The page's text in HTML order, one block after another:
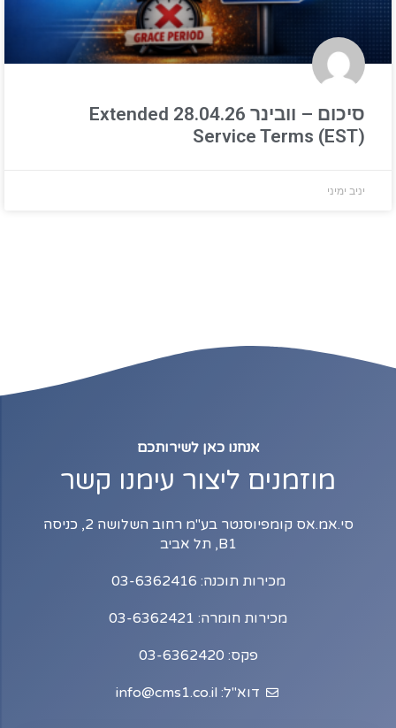
סיכום – וובינר 28.04.26 Extended
Service Terms (EST)
יניב ימיני
אנחנו כאן לשירותכם
מוזמנים ליצור עימנו קשר
סי.אמ.אס קומפיוסנטר בע"מ רחוב השלושה 2, כניסה
B1, תל אביב
מכירות תוכנה: 03-6362416
מכירות חומרה: 03-6362421
פקס: 03-6362420
דוא"ל: info@cms1.co.il